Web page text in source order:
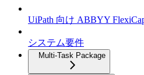
UiPath 向け ABBYY
システム要件
Multi-Task Package